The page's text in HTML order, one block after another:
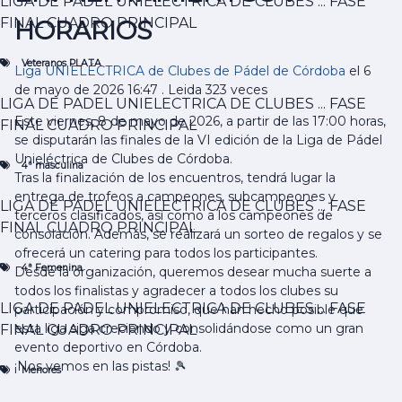
LIGA DE PADEL UNIELECTRICA DE CLUBES DE
FASE FINAL CUADRO PRINCIPAL
LIGA DE PADEL UNIELECTRICA DE CLUBES DE
FASE FINAL CUADRO PRINCIPAL
Menores
LIGA DE PADEL UNIELECTRICA DE CLUBES DE
Tercera Femenino
LIGA DE PADEL UNIELECTRICA DE CLUBES DE
FASE FINAL CUADRO PRINCIPAL
Clasificación
Segunda Masculino
LIGA DE PADEL UNIELECTRICA DE CLUBES DE
Tercera Masculino
LIGA DE PADEL UNIELECTRICA DE CLUBES DE
Veteranos ORO
LIGA DE PADEL UNIELECTRICA DE CLUBES DE
Veteranos PLATA
LIGA DE PADEL UNIELECTRICA DE CLUBES DE
4ª masculina
FINAL CUADRO PRINCIPAL
Veteranos PLATA
LIGA DE PADEL UNIELECTRICA DE CLUBES ... FASE
FINAL CUADRO PRINCIPAL
4ª masculina
LIGA DE PADEL UNIELECTRICA DE CLUBES ... FASE
FINAL CUADRO PRINCIPAL
4ª Femenina
LIGA DE PADEL UNIELECTRICA DE CLUBES ... FASE
FINAL CUADRO PRINCIPAL
Menores
HORARIOS
Liga UNIELÉCTRICA de Clubes de Pádel de Córdoba el 6
de mayo de 2026 16:47 . Leida 323 veces
Este viernes, 8 de mayo de 2026, a partir de las 17:00 horas,
se disputarán las finales de la VI edición de la Liga de Pádel
Unieléctrica de Clubes de Córdoba.
Tras la finalización de los encuentros, tendrá lugar la
entrega de trofeos a campeones, subcampeones y
terceros clasificados, así como a los campeones de
consolación. Además, se realizará un sorteo de regalos y se
ofrecerá un catering para todos los participantes.
Desde la organización, queremos desear mucha suerte a
todos los finalistas y agradecer a todos los clubes su
participación y compromiso, que han hecho posible que
esta liga siga creciendo y consolidándose como un gran
evento deportivo en Córdoba.
¡Nos vemos en las pistas! 🎾